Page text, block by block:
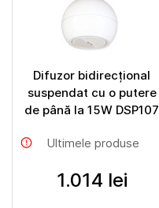
Difuzor bidirecțional
suspendat cu o putere
de până la 15W DSP107
Ultimele produse
1.014 lei